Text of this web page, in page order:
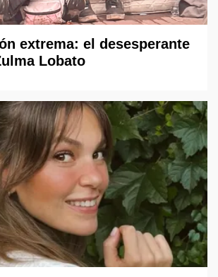
extrema: el desesperante
Lobato